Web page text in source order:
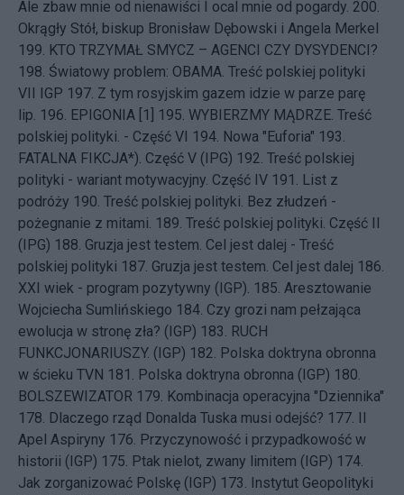
Ale zbaw mnie od nienawiści I ocal mnie od pogardy. 200.
Okrągły Stół, biskup Bronisław Dębowski i Angela Merkel
199. KTO TRZYMAŁ SMYCZ – AGENCI CZY DYSYDENCI?
198. Światowy problem: OBAMA. Treść polskiej polityki
VII IGP 197. Z tym rosyjskim gazem idzie w parze parę
lip. 196. EPIGONIA [1] 195. WYBIERZMY MĄDRZE. Treść
polskiej polityki. - Część VI 194. Nowa "Euforia" 193.
FATALNA FIKCJA*). Część V (IPG) 192. Treść polskiej
polityki - wariant motywacyjny. Część IV 191. List z
podróży 190. Treść polskiej polityki. Bez złudzeń -
pożegnanie z mitami. 189. Treść polskiej polityki. Część II
(IPG) 188. Gruzja jest testem. Cel jest dalej - Treść
polskiej polityki 187. Gruzja jest testem. Cel jest dalej 186.
XXI wiek - program pozytywny (IGP). 185. Aresztowanie
Wojciecha Sumlińskiego 184. Czy grozi nam pełzająca
ewolucja w stronę zła? (IGP) 183. RUCH
FUNKCJONARIUSZY. (IGP) 182. Polska doktryna obronna
w ścieku TVN 181. Polska doktryna obronna (IGP) 180.
BOLSZEWIZATOR 179. Kombinacja operacyjna "Dziennika"
178. Dlaczego rząd Donalda Tuska musi odejść? 177. II
Apel Aspiryny 176. Przyczynowość i przypadkowość w
historii (IGP) 175. Ptak nielot, zwany limitem (IGP) 174.
Jak zorganizować Polskę (IGP) 173. Instytut Geopolityki